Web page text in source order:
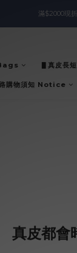
入會即
滿$2000現
入會即
▋真皮長
購物須知 Notice
真皮都會